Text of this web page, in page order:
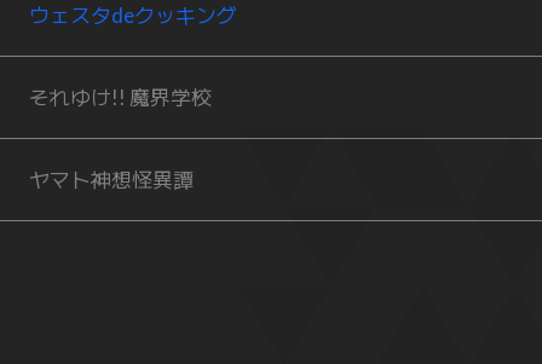
ウェスタdeクッキング
それゆけ!! 魔界学校
ヤマト神想怪異譚